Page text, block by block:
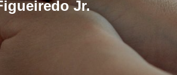
Jr.